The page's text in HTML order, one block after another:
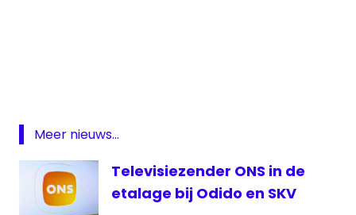
Veendam
Meer nieuws...
Televisiezender ONS in de
etalage bij Odido en SKV